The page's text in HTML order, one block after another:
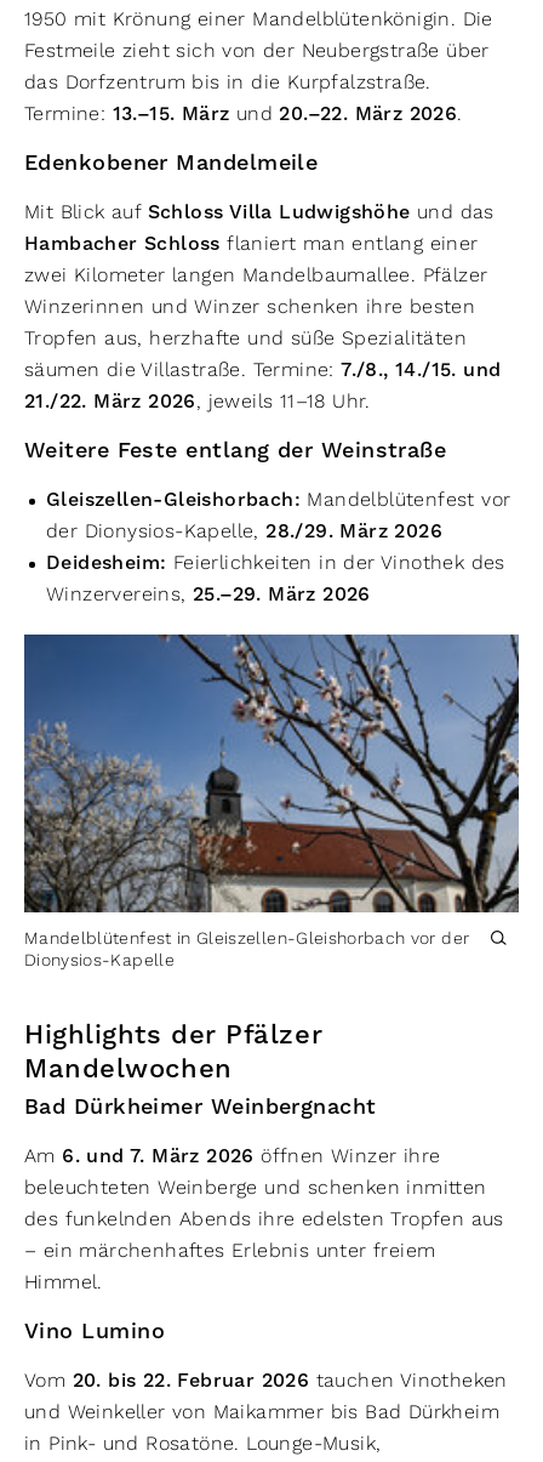
1950 mit Krönung einer Mandelblütenkönigin. Die
Festmeile zieht sich von der Neubergstraße über
das Dorfzentrum bis in die Kurpfalzstraße.
Termine: 13.–15. März und 20.–22. März 2026.
Edenkobener Mandelmeile
Mit Blick auf Schloss Villa Ludwigshöhe und das
Hambacher Schloss flaniert man entlang einer
zwei Kilometer langen Mandelbaumallee. Pfälzer
Winzerinnen und Winzer schenken ihre besten
Tropfen aus, herzhafte und süße Spezialitäten
säumen die Villastraße. Termine:7./8., 14./15. und
21./22. März 2026, jeweils 11–18 Uhr.
Weitere Feste entlang der Weinstraße
Gleiszellen-Gleishorbach: Mandelblütenfest vor
der Dionysios-Kapelle, 28./29. März 2026
Deidesheim: Feierlichkeiten in der Vinothek des
Winzervereins, 25.–29. März 2026
Mandelblütenfest in Gleiszellen-Gleishorbach vor der
Dionysios-Kapelle
Highlights der Pfälzer
Mandelwochen
Bad Dürkheimer Weinbergnacht
Am 6. und 7. März 2026 öffnen Winzer ihre
beleuchteten Weinberge und schenken inmitten
des funkelnden Abends ihre edelsten Tropfen aus
– ein märchenhaftes Erlebnis unter freiem
Himmel.
Vino Lumino
Vom 20. bis 22. Februar 2026 tauchen Vinotheken
und Weinkeller von Maikammer bis Bad Dürkheim
in Pink- und Rosatöne. Lounge-Musik,